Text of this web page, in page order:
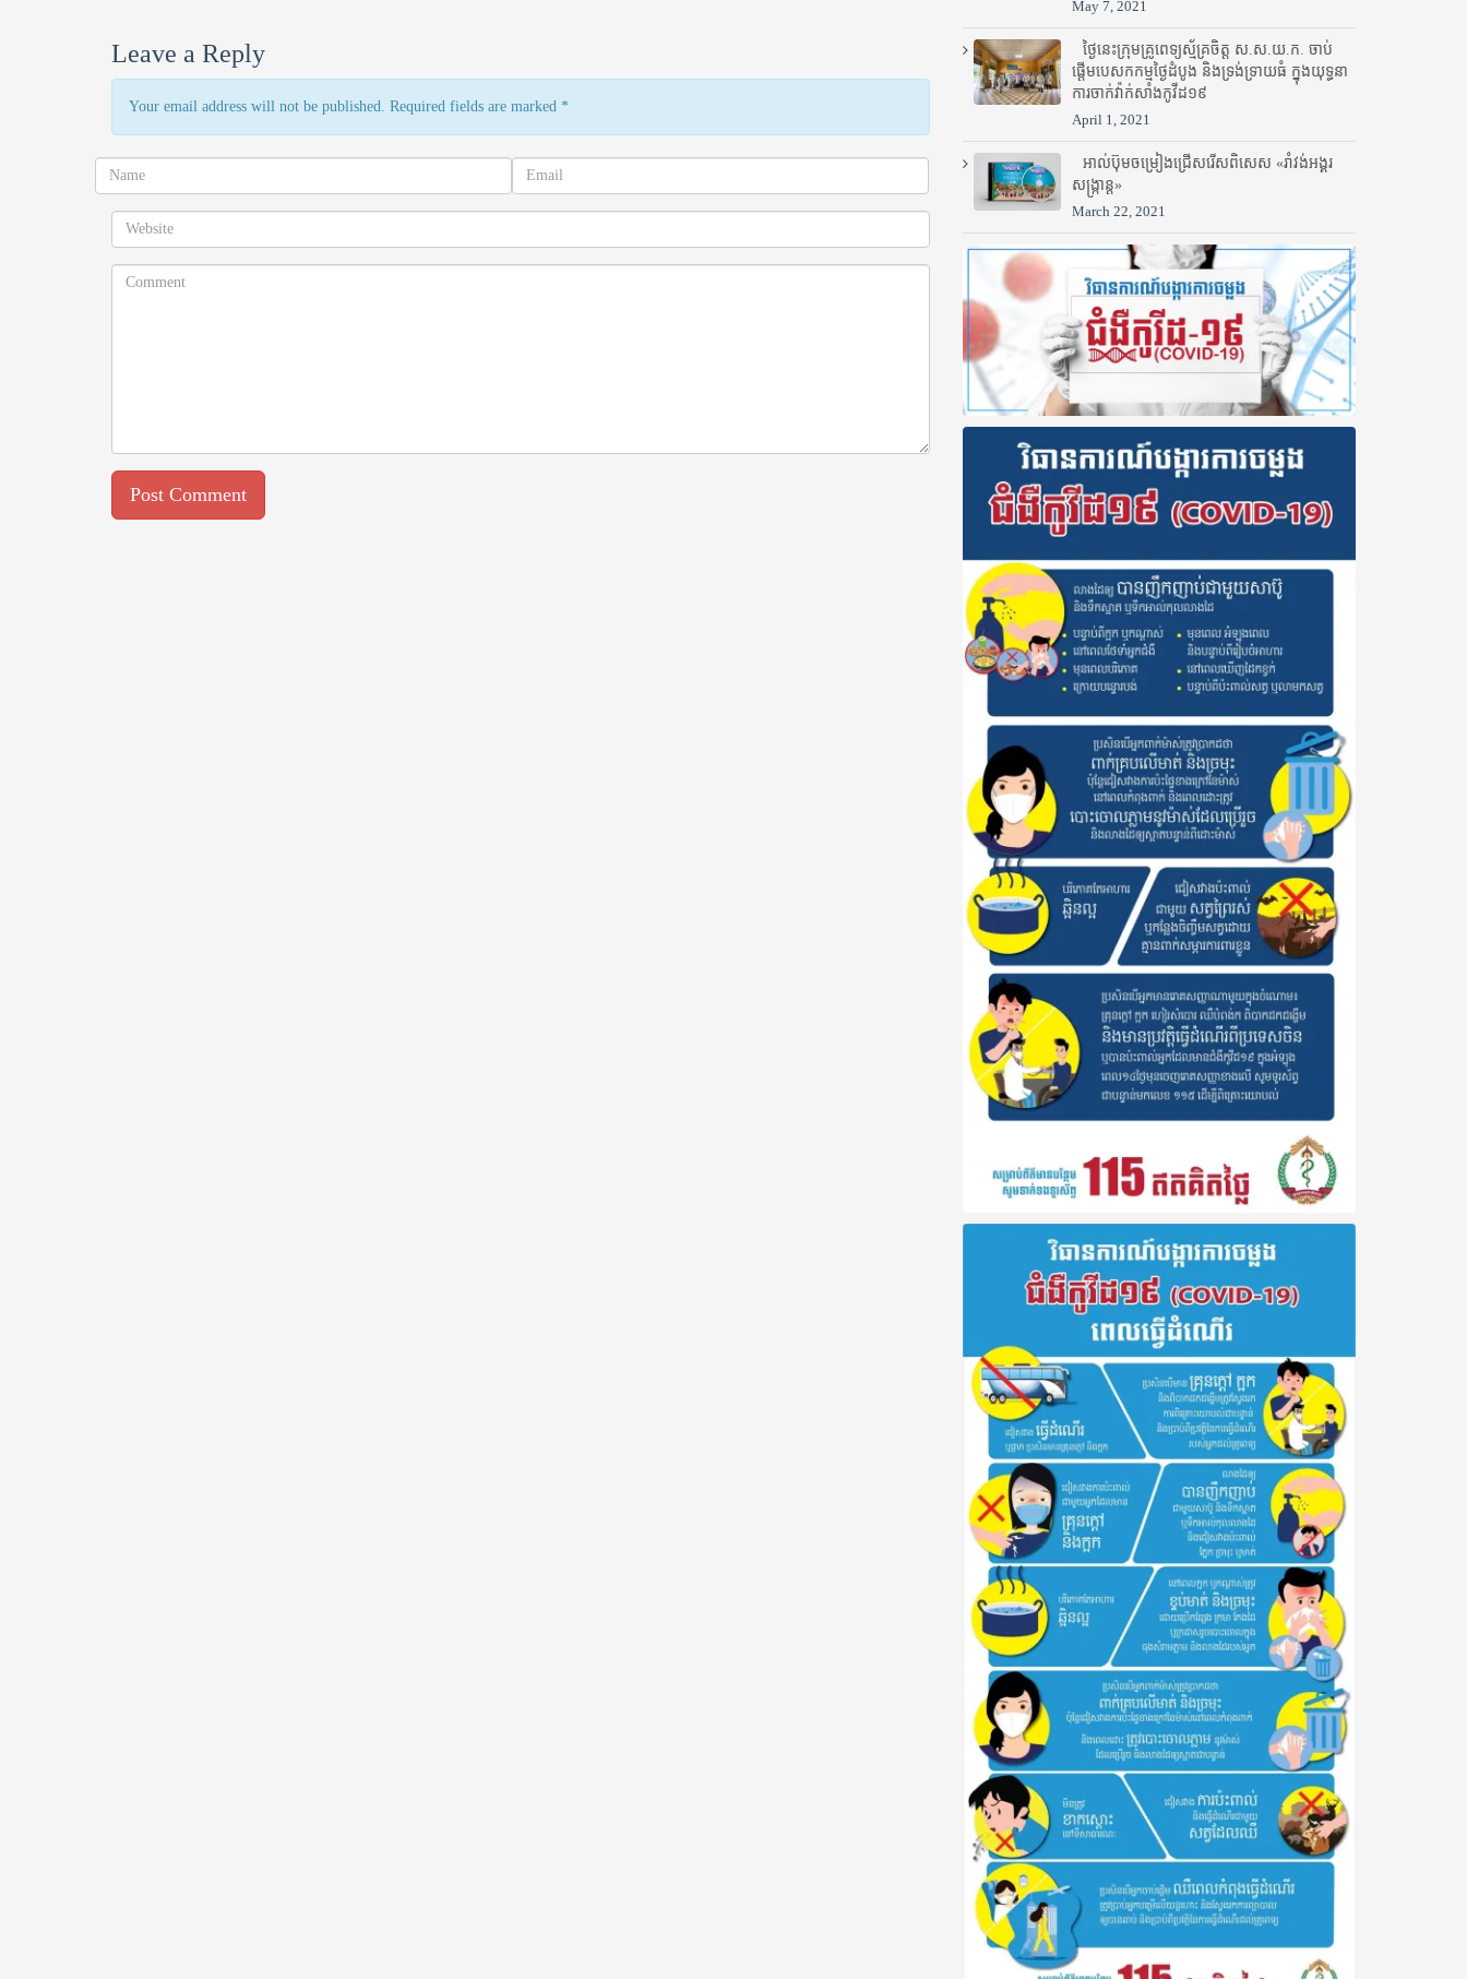
Leave a Reply
Your email address will not be published. Required fields are marked *
May 7, 2021
ថ្ងៃនេះក្រុមគ្រូពេទ្យស្ម័គ្រចិត្ត ស.ស.យ.ក. ចាប់
ផ្តើមបេសកកម្មថ្ងៃដំបូង និងទ្រង់ទ្រាយធំ ក្នុងយុទ្ធនា
ការចាក់វ៉ាក់សាំងកូវីដ១៩
April 1, 2021
អាល់ប៊ុមចម្រៀងជ្រើសរើសពិសេស «រាំវង់អង្គរ
សង្ក្រាន្ត»
March 22, 2021